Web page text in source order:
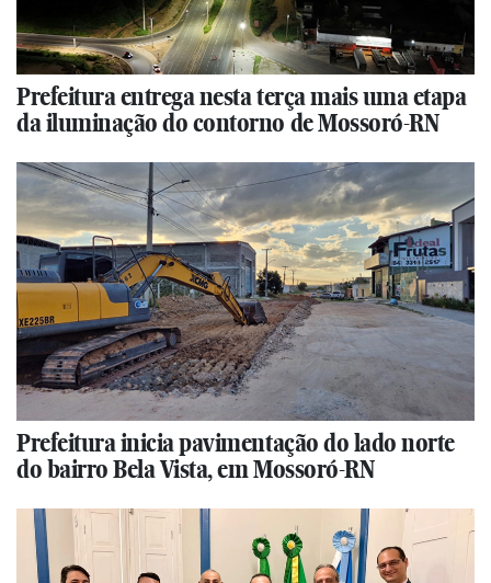
Prefeitura entrega nesta terça mais uma etapa
da iluminação do contorno de Mossoró-RN
Prefeitura inicia pavimentação do lado norte
do bairro Bela Vista, em Mossoró-RN